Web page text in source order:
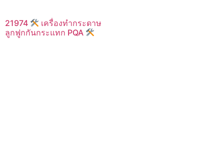
21974
เครื่องทำกระดาษ
ลูกฟูกกันกระแทก PQA